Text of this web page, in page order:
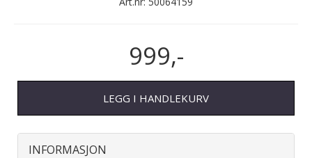
999,-
LEGG I HANDLEKURV
INFORMASJON